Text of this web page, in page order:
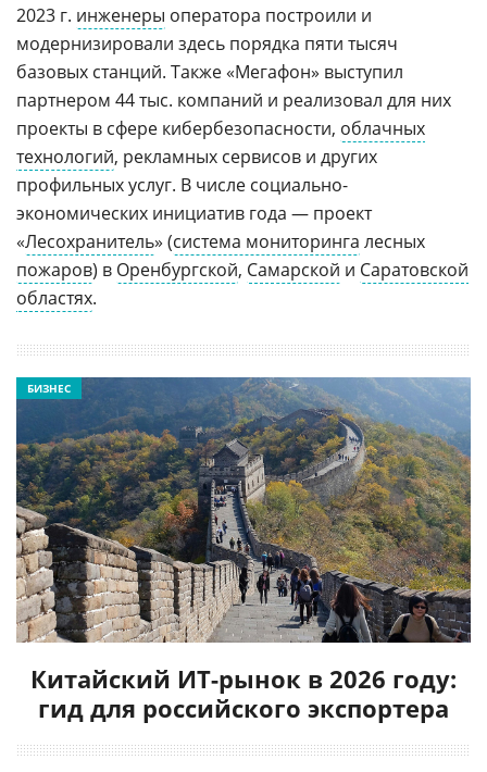
2023 г. инженеры оператора построили и
модернизировали здесь порядка пяти тысяч
базовых станций. Также «Мегафон» выступил
партнером 44 тыс. компаний и реализовал для них
проекты в сфере кибербезопасности, облачных
технологий, рекламных сервисов и других
профильных услуг. В числе социально-
экономических инициатив года — проект
«Лесохранитель» (система мониторинга лесных
пожаров) в Оренбургской, Самарской и Саратовской
областях.
Китайский ИТ-рынок в 2026 году:
гид для российского экспортера
БИЗНЕС